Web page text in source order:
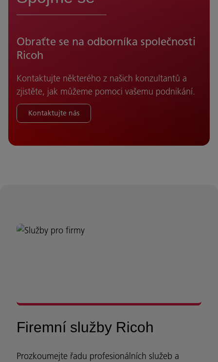
Obraťte se na odborníka společnosti
Ricoh
Kontaktujte některého z našich konzultantů a
zjistěte, jak můžeme pomoci vašemu podnikání.
Kontaktujte nás
Firemní služby Ricoh
Prozkoumejte řadu profesionálních služeb a